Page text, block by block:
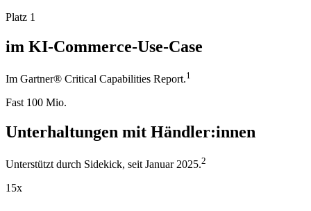
Platz 1
im KI-Commerce-Use-Case
Im Gartner® Critical Capabilities Report.1
Fast 100 Mio.
Unterhaltungen mit Händler:innen
Unterstützt durch Sidekick, seit Januar 2025.2
15x